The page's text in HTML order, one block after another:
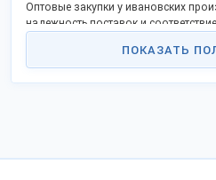
Оптовые закупки у ивановских
надежность поставок и
ПОКАЗАТЬ